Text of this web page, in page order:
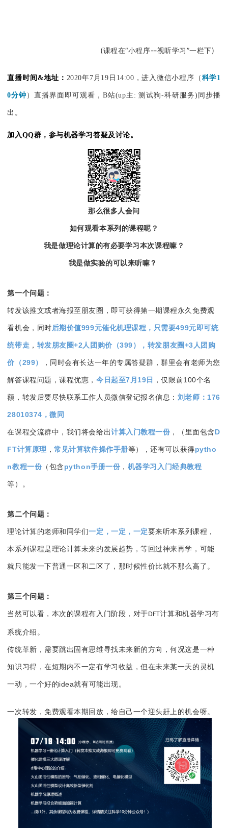
(课程在“小程序--视听学习”一栏下)
直播时间 &地址： 2020年7月19日14:00，进入微信小程序（ 科学1
0分钟 ）直播界面即可观看，B站(up主: 测试狗-科研服务)同步播
出。
加入 QQ群，参与机器学习答疑及讨论。
那么很多人会问
如何观看本系列的课程呢？
我是做理论计算的有必要学习本次课程嘛？
我是做实验的可以来听嘛？
第一个问题：
转发该推文或者海报至朋友圈，即可获得第一期课程永久免费观
看机会，同时后期价值999元催化机理课程，只需要499元即可统
统带走 ， 转发朋友圈+2人团购价（399），转发朋友圈+3人团购
价（299） ，同时会有长达一年的专属答疑群，群里会有老师为您
解答课程问题，课程优惠， 今日起至7月19日 ，仅限前100个名
额，转发后要尽快联系工作人员微信登记报名信息： 刘老师：176
28010374，微同
在课程交流群中，我们将会给出计算入门教程一份，（里面包含D
FT计算原理 ，常见计算软件操作手册等），还有可以获得pytho
n教程一份（包含python手册一份， 机器学习入门经典教程
等）。
第二个问题：
理论计算的老师和同学们一定，一定，一定要来听本系列课程，
本系列课程是理论计算未来的发展趋势，等回过神来再学，可能
就只能发一下普通一区和二区了，那时候性价比就不那么高了。
第三个问题：
当然可以看，本次的课程有入门阶段，对于 DFT计算和机器学习有
系统介绍。
传统革新，需要跳出固有思维寻找未来新的方向，何况这是一种
知识习得，在短期内不一定有学习收益，但在未来某一天的灵机
一动，一个好的idea就有可能出现。
一次转发，免费观看本期回放，给自己一个迎头赶上的机会呀。